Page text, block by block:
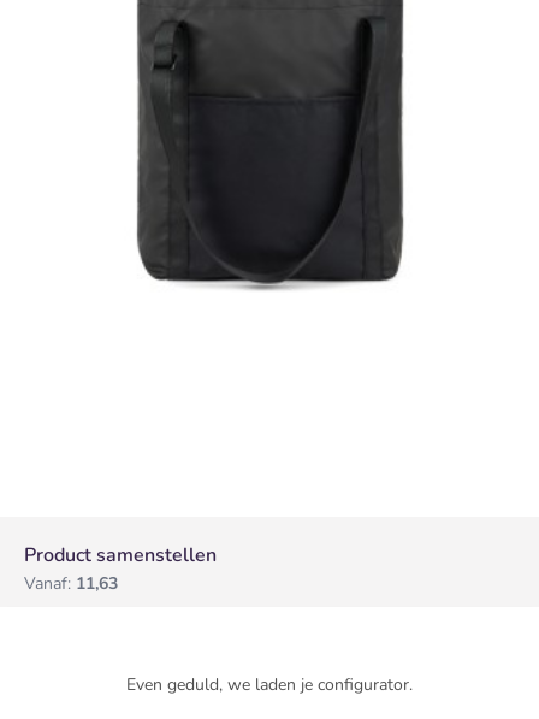
Product samenstellen
Vanaf: 11,63
Even geduld, we laden je configurator.